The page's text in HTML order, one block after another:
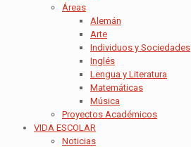
Áreas
Alemán
Arte
Individuos y Sociedades
Inglés
Lengua y Literatura
Matemáticas
Música
Proyectos Académicos
VIDA ESCOLAR
Noticias